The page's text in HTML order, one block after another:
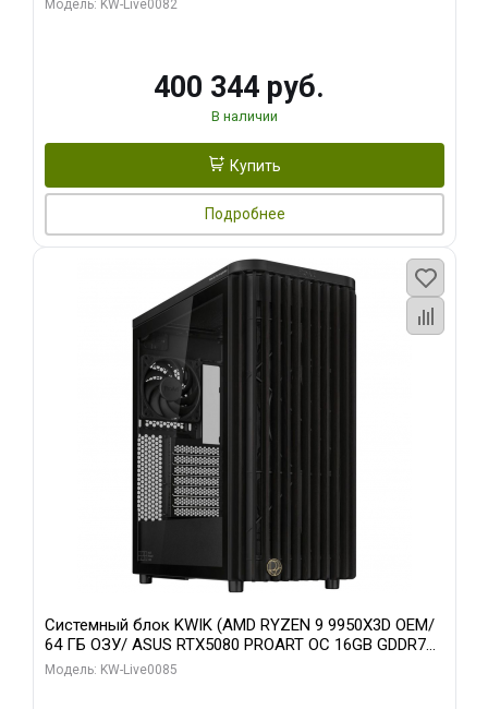
Модель: KW-Live0082
400 344 руб.
В наличии
Купить
Подробнее
Системный блок KWIK (AMD RYZEN 9 9950X3D OEM/
64 ГБ ОЗУ/ ASUS RTX5080 PROART OC 16GB GDDR7
256bit Type-C DP 2/ 1 ТБ SSD)
Модель: KW-Live0085